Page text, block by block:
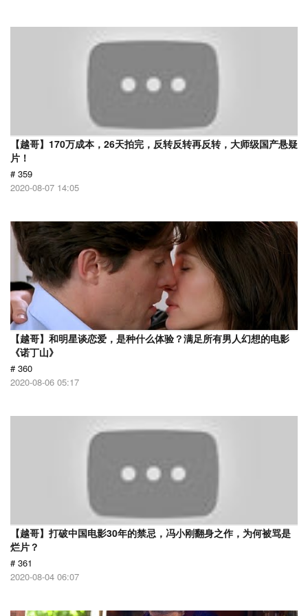
【越哥】170万成本，26天拍完，反转反转再反转，大师级国产悬疑
片！
# 359
2020-08-07 14:05
【越哥】和明星谈恋爱，是种什么体验？满足所有男人幻想的电影
《诺丁山》
# 360
2020-08-06 05:17
【越哥】打破中国电影30年的禁忌，冯小刚翻身之作，为何被骂是
烂片？
# 361
2020-08-04 06:07